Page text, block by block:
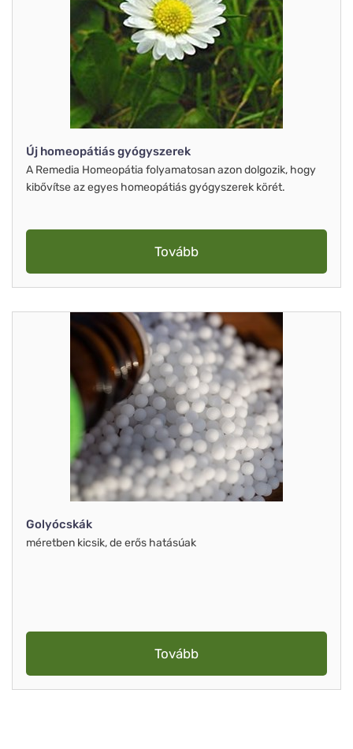
Új homeopátiás gyógyszerek
A Remedia Homeopátia folyamatosan azon dolgozik, hogy
kibővítse az egyes homeopátiás gyógyszerek körét.
Tovább
Golyócskák
méretben kicsik, de erős hatásúak
Tovább